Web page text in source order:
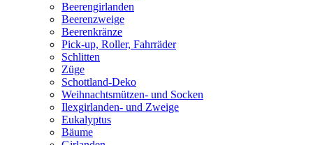
Beerengirlanden
Beerenzweige
Beerenkränze
Pick-up, Roller, Fahrräder
Schlitten
Züge
Schottland-Deko
Weihnachtsmützen- und Socken
Ilexgirlanden- und Zweige
Eukalyptus
Bäume